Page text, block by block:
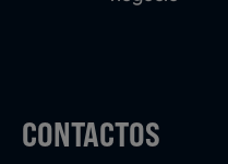
CONTACTOS